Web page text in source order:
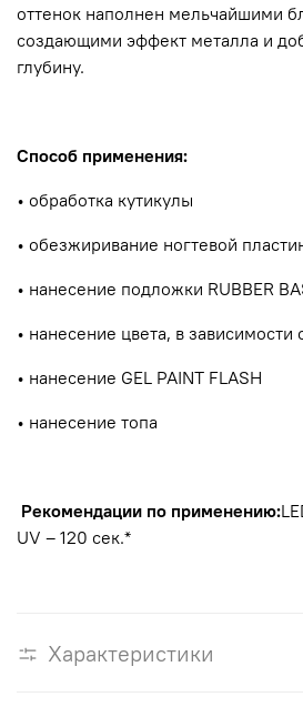
оттенок наполнен мельчайшими
создающими эффект металла и
глубину.
Способ применения:
• обработка кутикулы
• обезжиривание ногтевой
• нанесение подложки RUBBER
• нанесение цвета, в зависимости
• нанесение GEL PAINT FLASH
• нанесение топа
Рекомендации по применению:
UV – 120 сек.*
Характеристики